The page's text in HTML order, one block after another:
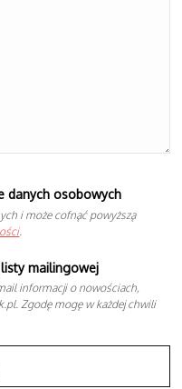
danych osobowych
i może cofnąć powyższą
.
mailingowej
informacji o nowościach,
Zgodę mogę w każdej chwili